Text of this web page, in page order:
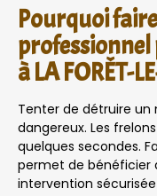
Pourquoi
à LA FORÊT-
Tenter de détruire
dangereux. Les
quelques secondes.
permet de bénéficier
intervention